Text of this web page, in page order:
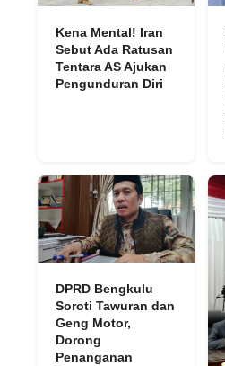
Kena Mental! Iran
Sebut Ada Ratusan
Tentara AS Ajukan
Pengunduran Diri
DPRD Bengkulu
Soroti Tawuran dan
Geng Motor,
Dorong
Penanganan